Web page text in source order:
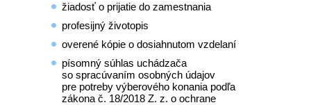
žiadosť o prijatie do zamestnania
profesijný životopis
overené kópie o dosiahnutom vzdelaní
písomný súhlas uchádzača
so spracúvaním osobných údajov
pre potreby výberového konania podľa
zákona č. 18/2018 Z. z. o ochrane